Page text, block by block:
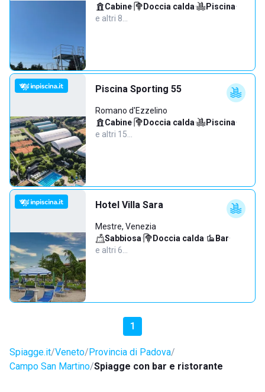
Cabine· Doccia calda· Piscina·
e altri 8…
Piscina Sporting 55
Romano d'Ezzelino
Cabine· Doccia calda· Piscina·
e altri 15…
Hotel Villa Sara
Mestre, Venezia
Sabbiosa· Doccia calda· Bar·
e altri 6…
1
Spiagge.it Veneto Provincia di Padova
Campo San Martino Spiagge con bar e ristorante